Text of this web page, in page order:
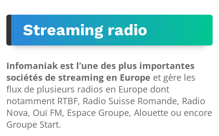
Streaming radio
Infomaniak est l’une des plus importantes
sociétés de streaming en Europe et gère les
flux de plusieurs radios en Europe dont
notamment RTBF, Radio Suisse Romande, Radio
Nova, Ouï FM, Espace Groupe, Alouette ou encore
Groupe Start.